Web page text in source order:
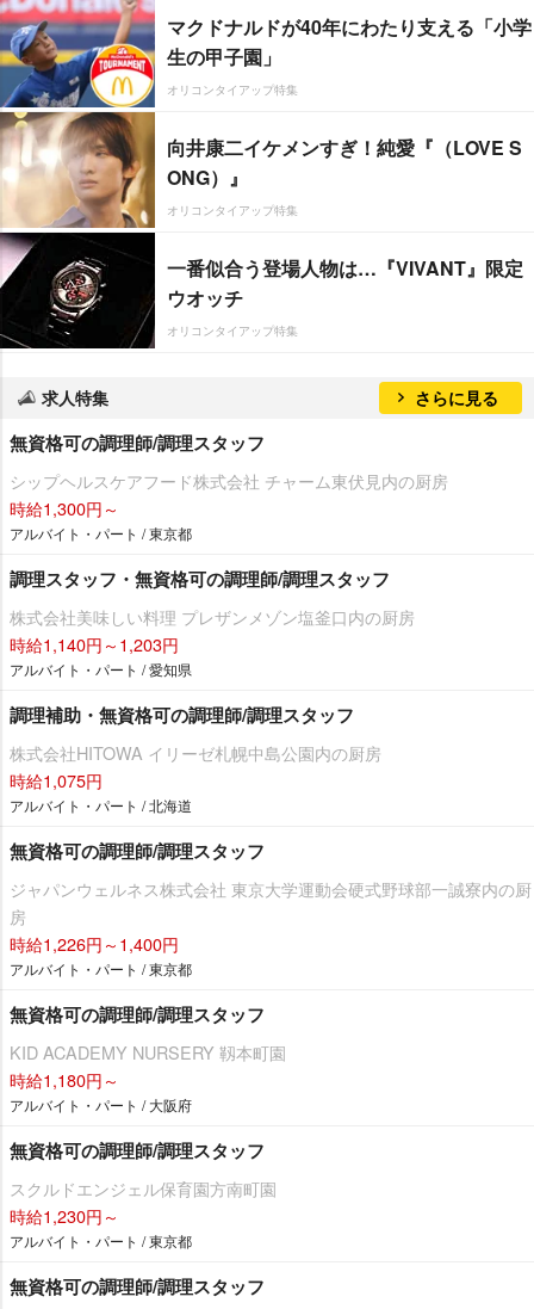
マクドナルドが40年にわたり支える「小学
生の甲子園」
オリコンタイアップ特集
向井康二イケメンすぎ！純愛『（LOVE S
ONG）』
オリコンタイアップ特集
一番似合う登場人物は…『VIVANT』限定
ウオッチ
オリコンタイアップ特集
求人特集 さらに見る
無資格可の調理師/調理スタッフ
シップヘルスケアフード株式会社 チャーム東伏見内の厨房
時給1,300円～
アルバイト・パート / 東京都
調理スタッフ・無資格可の調理師/調理スタッフ
株式会社美味しい料理 プレザンメゾン塩釜口内の厨房
時給1,140円～1,203円
アルバイト・パート / 愛知県
調理補助・無資格可の調理師/調理スタッフ
株式会社HITOWA イリーゼ札幌中島公園内の厨房
時給1,075円
アルバイト・パート / 北海道
無資格可の調理師/調理スタッフ
ジャパンウェルネス株式会社 東京大学運動会硬式野球部一誠寮内の厨
房
時給1,226円～1,400円
アルバイト・パート / 東京都
無資格可の調理師/調理スタッフ
KID ACADEMY NURSERY 靱本町園
時給1,180円～
アルバイト・パート / 大阪府
無資格可の調理師/調理スタッフ
スクルドエンジェル保育園方南町園
時給1,230円～
アルバイト・パート / 東京都
無資格可の調理師/調理スタッフ